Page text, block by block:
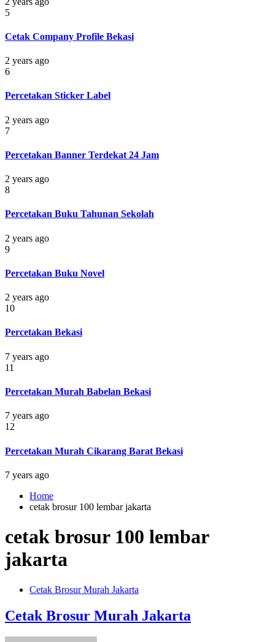
5
Cetak Company Profile Bekasi
2 years ago
6
Percetakan Sticker Label
2 years ago
7
Percetakan Banner Terdekat 24 Jam
2 years ago
8
Percetakan Buku Tahunan Sekolah
2 years ago
9
Percetakan Buku Novel
2 years ago
10
Percetakan Bekasi
7 years ago
11
Percetakan Murah Babelan Bekasi
7 years ago
12
Percetakan Murah Cikarang Barat Bekasi
7 years ago
Home
cetak brosur 100 lembar jakarta
cetak brosur 100 lembar
jakarta
Cetak Brosur Murah Jakarta
Cetak Brosur Murah Jakarta